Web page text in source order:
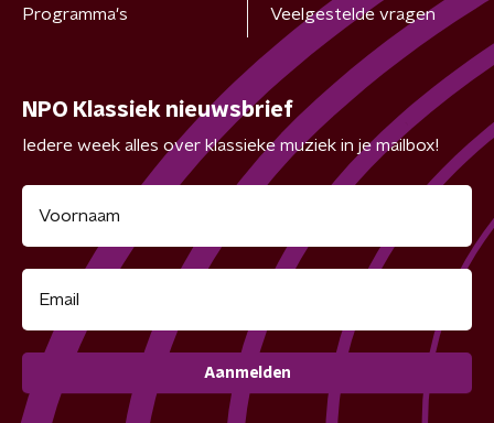
Programma's Veelgestelde vragen
NPO Klassiek nieuwsbrief
Iedere week alles over klassieke muziek in je mailbox!
Aanmelden